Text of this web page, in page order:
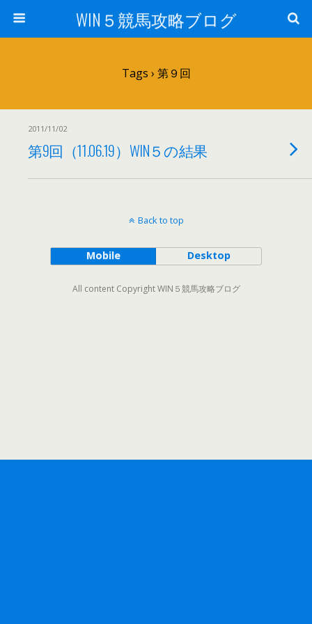
WIN５競馬攻略ブログ
Tags › 第９回
2011/11/02
第9回（11.06.19）WIN５の結果
Back to top
Mobile Desktop
All content Copyright WIN５競馬攻略ブログ